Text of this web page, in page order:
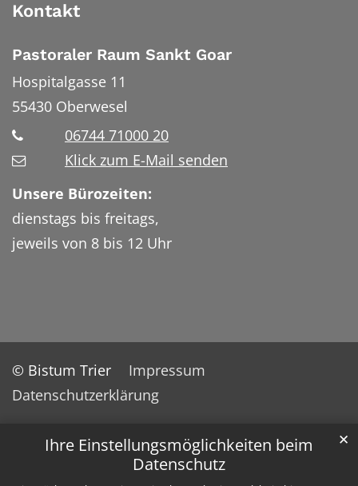
Ihre Einstellungsmöglichkeiten beim
Datenschutz
✕
Kontakt
Pastoraler Raum Sankt Goar
Hospitalgasse 11
55430 Oberwesel
06744 71000 20
Klick zum E-Mail senden
Unsere Bürozeiten:
dienstags bis freitags,
jeweils von 8 bis 12 Uhr
© Bistum Trier
Impressum
Datenschutzerklärung